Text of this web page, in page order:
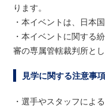
ります。
・本イベントは、日本
・本イベントに関する
審の専属管轄裁判所とし
見学に関する注意事項
・選手やスタッフによ